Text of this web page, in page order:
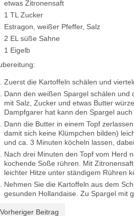
etwas Zitronensaft
1 TL Zucker
Estragon, weißer Pfeffer, Salz
2 EL süße Sahne
1 Eigelb
Zuerst die Kartoffeln schälen und
Dann den weißen Spargel schälen und
mit Salz, Zucker und etwas Butter
Dampfgarer hat kann den Spargel auch
Dann die Butter in einem Topf
damit sich keine Klümpchen bilden)
und ca. 3 Minuten köcheln lassen,
Nach drei Minuten den Topf vom Herd
kochende Soße rühren. Mit
leichter Hitze unter ständigem Rühren
Nehmen Sie die Kartoffeln aus dem
gesunden Hollandaise. Zu Spargel mit
Vorheriger Beitrag